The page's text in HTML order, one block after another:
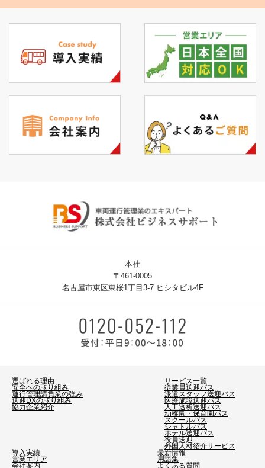
選ばれる理由
安全への取り組み
運行管理請負業の強み
送迎DXの取り組み
協力企業紹介
サービス一覧
従業員送迎バス
派遣スタッフ送迎バス
医療施設送迎バス
人工透析送迎バス
幼稚園・保育園バス
スクールバス
シャトルバス
ホテル送迎バス
役員送迎
外国人材紹介サービス
導入実績
営業エリア
会社案内
最新情報
用語集
よくある質問
本社
〒461-0005
名古屋市東区東桜1丁目3-7 ヒシタビル4F